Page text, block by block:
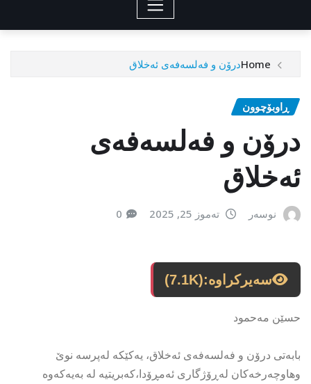
Homeدرۆن و فەلسەفەی ئەخلاق
ڕاوبۆچوون
درۆن و فەلسەفەی
ئەخلاق
نوسەر تەموز 25, 2025 0
سەیرکراوە:(7.1K)
حسێن مەحمود
بابەتی درۆن و فەلسەفەی ئەخلاق، یەکێکە لەپرسە نوێ
وهاوچەرخەکان لەڕۆژگاری ئەمڕۆدا،کەبریتیە لە بەیەکەوە